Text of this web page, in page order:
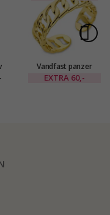
Vandfast panzer
justerbar ring i
EXTRA 60,-